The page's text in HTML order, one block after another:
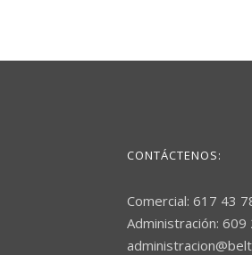
CONTÁCTENOS:
Comercial: 617 43
Administración: 609